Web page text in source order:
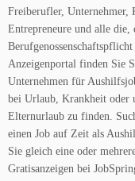
Freiberufler, Unternehmer,
Entrepreneure und alle
Anzeigenportal finden Sie
Unternehmen für
bei Urlaub, Krankheit oder
Elternurlaub zu finden.
einen Job auf Zeit als
Sie gleich eine oder
Gratisanzeigen bei